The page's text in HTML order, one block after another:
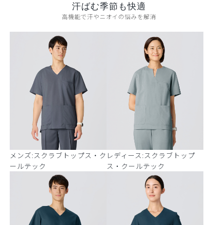
汗ばむ季節も快適
高機能で汗やニオイの悩みを解消
メンズ:スクラブトップス・ク
ールテック
レディース:スクラブトップ
ス・クールテック